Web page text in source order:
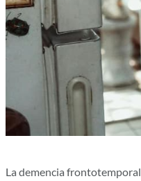
La demencia